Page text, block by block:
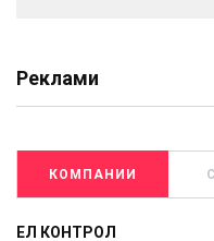
Реклами
КОМПАНИИ
ЕЛ КОНТРОЛ